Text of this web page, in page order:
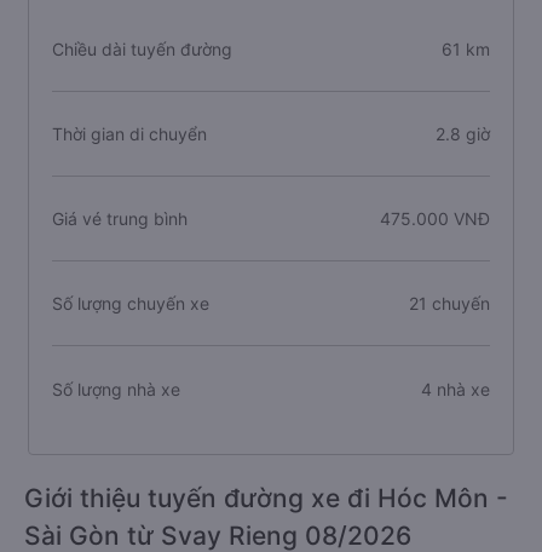
Chiều dài tuyến đường 61 km
Thời gian di chuyển 2.8 giờ
Giá vé trung bình 475.000 VNĐ
Số lượng chuyến xe 21 chuyến
Số lượng nhà xe 4 nhà xe
Giới thiệu tuyến đường xe đi Hóc Môn -
Sài Gòn từ Svay Rieng 08/2026